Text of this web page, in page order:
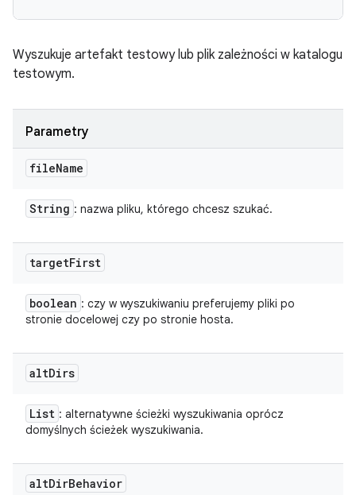
Wyszukuje artefakt testowy lub plik zależności w katalogu
testowym.
Parametry
fileName
String : nazwa pliku, którego chcesz szukać.
targetFirst
boolean : czy w wyszukiwaniu preferujemy pliki po
stronie docelowej czy po stronie hosta.
altDirs
List : alternatywne ścieżki wyszukiwania oprócz
domyślnych ścieżek wyszukiwania.
altDirBehavior